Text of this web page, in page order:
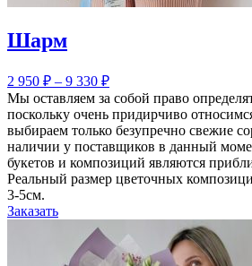
Шарм
2 950 ₽ – 9 330 ₽
Мы оставляем за собой право
поскольку очень придирчиво
выбираем только безупречно свежие
наличии у поставщиков в данный
букетов и композиций являются
Реальный размер цветочных
3-5см.
Заказать